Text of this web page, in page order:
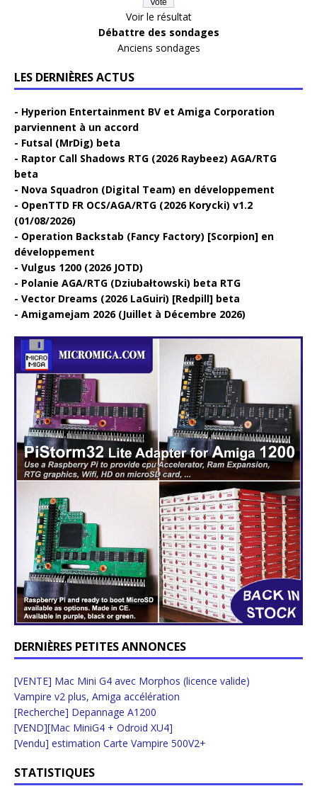
Voir le résultat
Débattre des sondages
Anciens sondages
LES DERNIÈRES ACTUS
Hyperion Entertainment BV et Amiga Corporation
parviennent à un accord
Futsal (MrDig) beta
Raptor Call Shadows RTG (2026 Raybeez) AGA/RTG
beta
Nova Squadron (Digital Team) en développement
OpenTTD FR OCS/AGA/RTG (2026 Korycki) v1.2
(01/08/2026)
Operation Backstab (Fancy Factory) [Scorpion] en
développement
Vulgus 1200 (2026 JOTD)
Polanie AGA/RTG (Dziubałtowski) beta RTG
Vector Dreams (2026 LaGuiri) [Redpill] beta
Amigamejam 2026 (Juillet à Décembre 2026)
DERNIÈRES PETITES ANNONCES
[VENTE] Mac Mini G4 avec Morphos (licence valide)
Vampire v2 plus, Amiga accélération
[Recherche] Depannage A1200
[VEND][Mac MiniG4 + Odroid XU4]
[Vendu] estimation Carte Vampire 500V2+
STATISTIQUES